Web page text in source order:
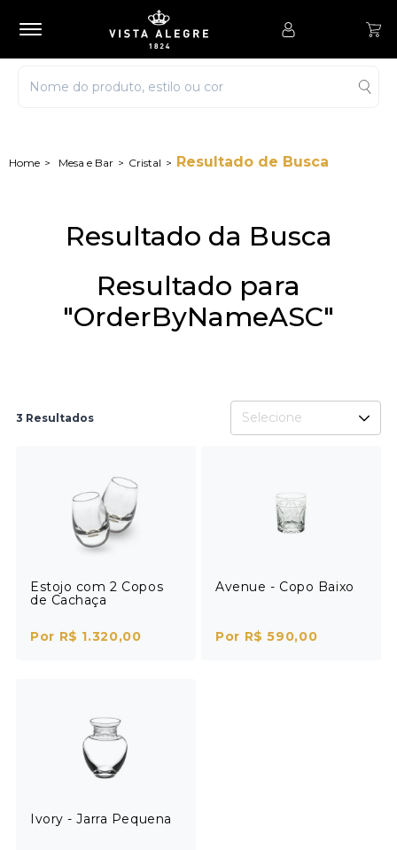
Mesa e Bar Cristal Resultado de Busca
Resultado da Busca
Resultado para
"OrderByNameASC"
3 Resultados Selecione
Estojo com 2 Copos
de Cachaça
Por R$ 1.320,00
Avenue - Copo Baixo
Por R$ 590,00
Ivory - Jarra Pequena